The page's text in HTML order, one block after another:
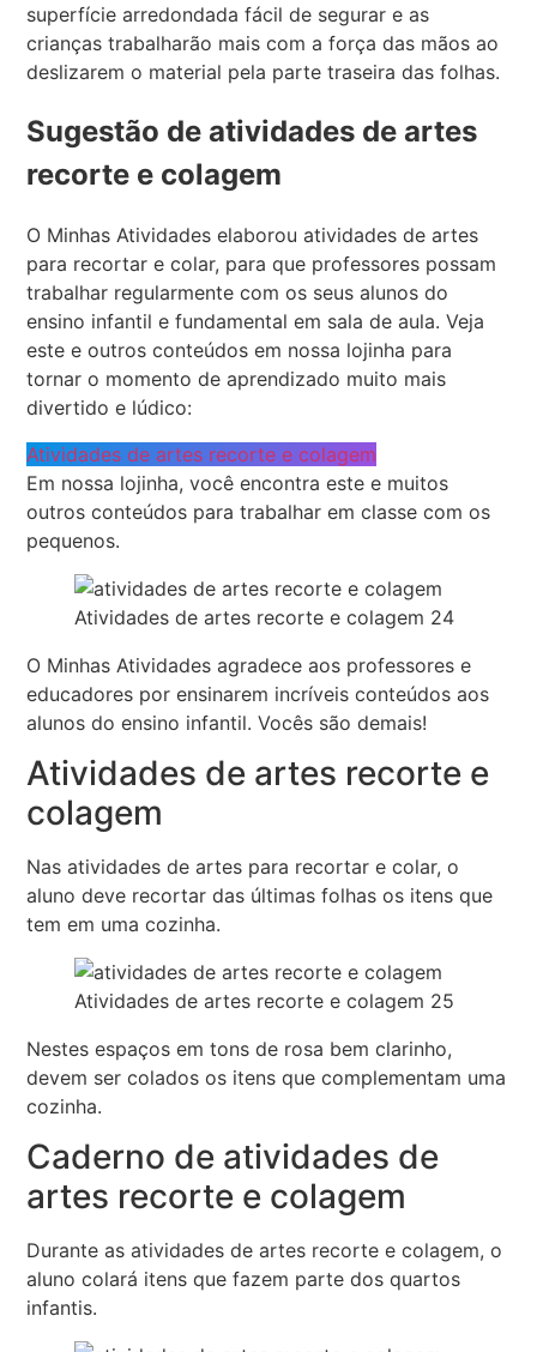
superfície arredondada fácil de segurar e as
crianças trabalharão mais com a força das mãos ao
deslizarem o material pela parte traseira das folhas.
Sugestão de atividades de artes
recorte e colagem
O Minhas Atividades elaborou atividades de artes
para recortar e colar, para que professores possam
trabalhar regularmente com os seus alunos do
ensino infantil e fundamental em sala de aula. Veja
este e outros conteúdos em nossa lojinha para
tornar o momento de aprendizado muito mais
divertido e lúdico:
Atividades de artes recorte e colagem
Em nossa lojinha, você encontra este e muitos
outros conteúdos para trabalhar em classe com os
pequenos.
Atividades de artes recorte e colagem 24
O Minhas Atividades agradece aos professores e
educadores por ensinarem incríveis conteúdos aos
alunos do ensino infantil. Vocês são demais!
Atividades de artes recorte e
colagem
Nas atividades de artes para recortar e colar, o
aluno deve recortar das últimas folhas os itens que
tem em uma cozinha.
Atividades de artes recorte e colagem 25
Nestes espaços em tons de rosa bem clarinho,
devem ser colados os itens que complementam uma
cozinha.
Caderno de atividades de
artes recorte e colagem
Durante as atividades de artes recorte e colagem, o
aluno colará itens que fazem parte dos quartos
infantis.